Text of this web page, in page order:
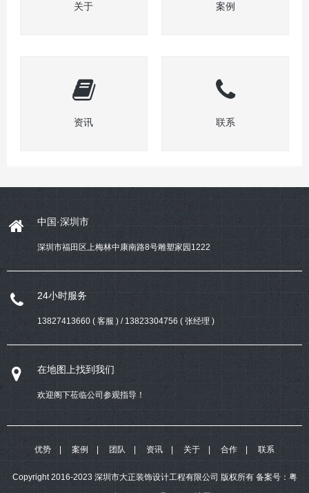
关于 案例
资讯 联系
中国·深圳市
深圳市福田区上梅林中康南路8号雕塑家园1222
24小时服务
13827413660 ( 客服 ) / 13823304756 ( 张经理 )
在地图上找到我们
欢迎阁下莅临公司参观指导！
优势 案例 团队 资讯 关于 合作 联系
Copyright 2016-2023 深圳市大正装饰设计工程有限公司 版权所有 备案号： 粤